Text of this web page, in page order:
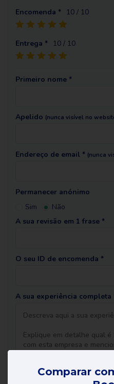
Encomenda * 10 / 10
Entrega * 10 / 10
Primeiro nome *
Apelido (nunca visível no
Endereço de email * (nunca
Permanecer anónimo
Sim
Não
A sua revisão em 1 frase *
O seu ID de encomenda *
A sua experiência completa
Comparar